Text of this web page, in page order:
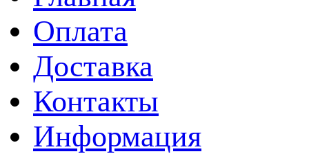
Оплата
Доставка
Контакты
Информация